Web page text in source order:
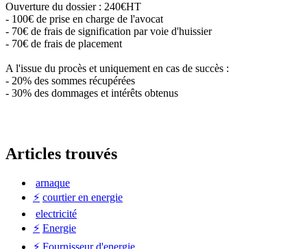
Ouverture du dossier : 240€HT
- 100€ de prise en charge de l'avocat
- 70€ de frais de signification par voie d'huissier
- 70€ de frais de placement
A l'issue du procès et uniquement en cas de succès :
- 20% des sommes récupérées
- 30% des dommages et intérêts obtenus
Articles trouvés
arnaque
⚡ courtier en energie
electricité
⚡ Energie